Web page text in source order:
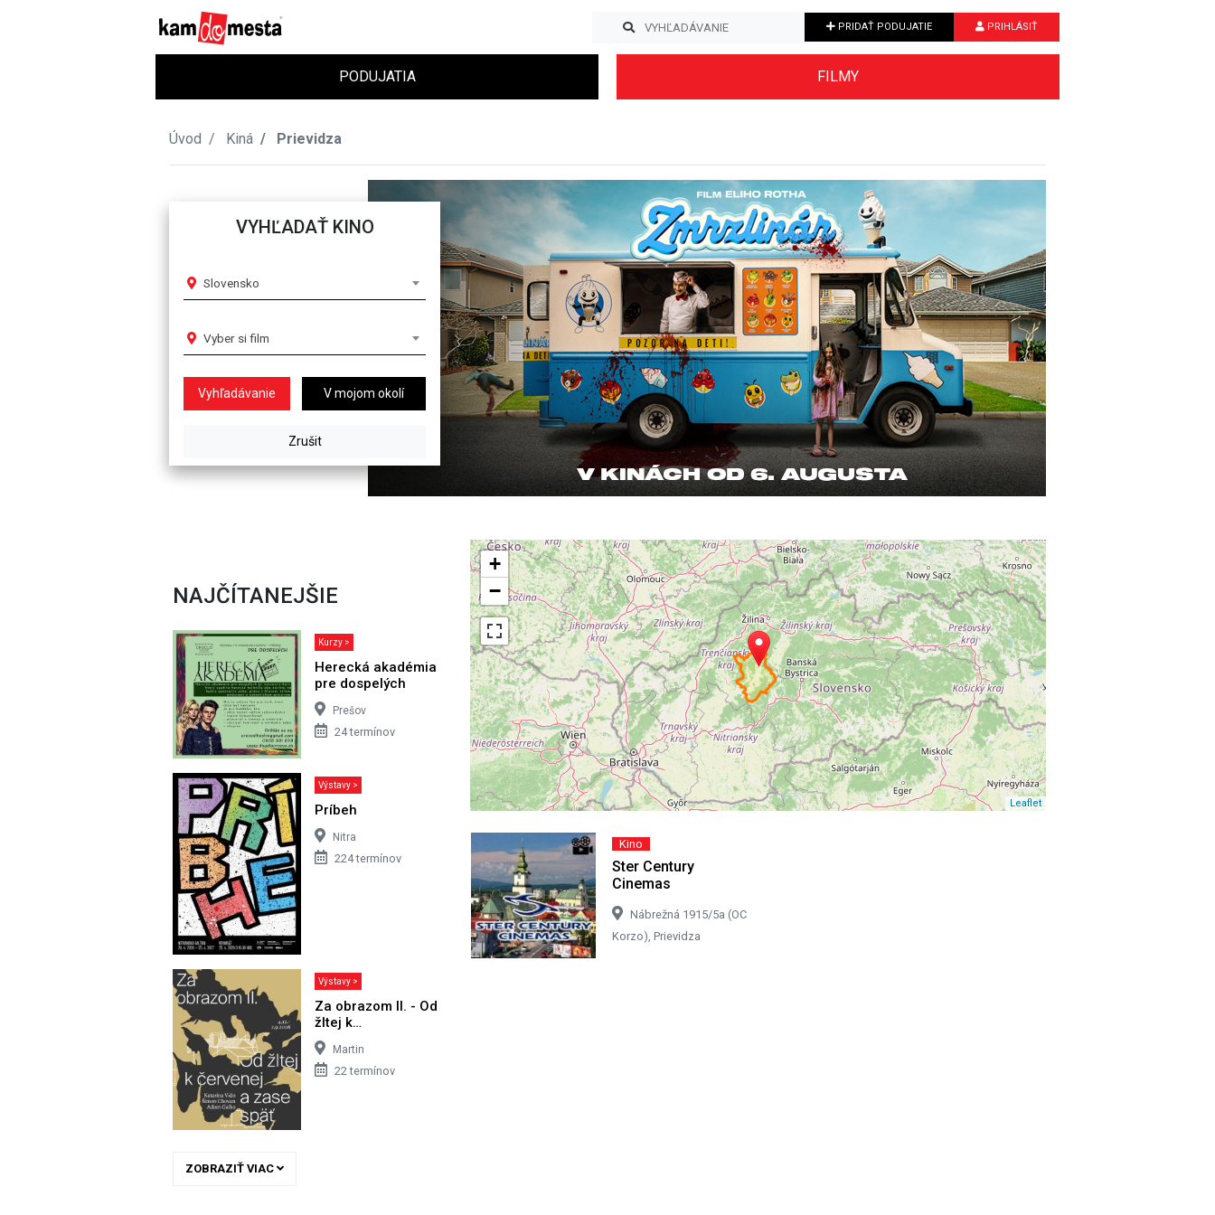
PRIDAŤ PODUJATIE PRIHLÁSIŤ
PODUJATIA FILMY
Úvod Kiná Prievidza
VYHĽADAŤ KINO
Slovensko
Vyber si film
V mojom okolí
Previous Next
NAJČÍTANEJŠIE
Kurzy >
Herecká akadémia
pre dospelých
Prešov
24 termínov
Výstavy >
Príbeh
Nitra
224 termínov
Výstavy >
Za obrazom II. - Od
žltej k…
Martin
22 termínov
ZOBRAZIŤ VIAC
+
−
Leaflet
Kino
Ster Century
Cinemas
Nábrežná 1915/5a (OC
Korzo), Prievidza